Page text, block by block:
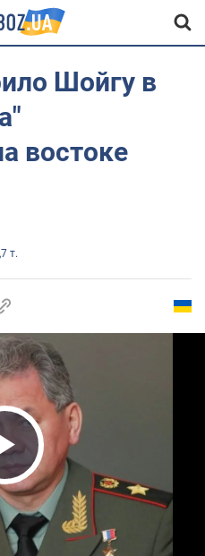
Шойгу в
востоке
т.
Video